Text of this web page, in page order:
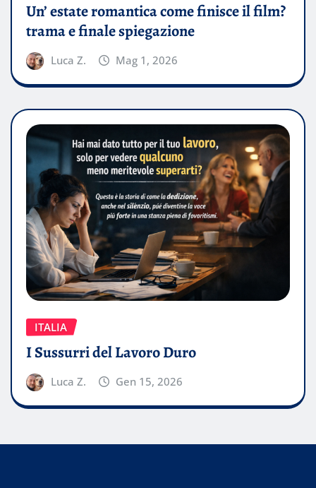
Un’ estate romantica come finisce il film?
trama e finale spiegazione
Luca Z. Mag 1, 2026
ITALIA
I Sussurri del Lavoro Duro
Luca Z. Gen 15, 2026